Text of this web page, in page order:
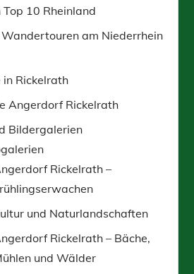
10 Rheinland
am Niederrhein
in Rickelrath
Angerdorf Rickelrath
Bildergalerien
Rickelrath –
und Naturlandschaften
Rickelrath – Bäche,
und Wälder